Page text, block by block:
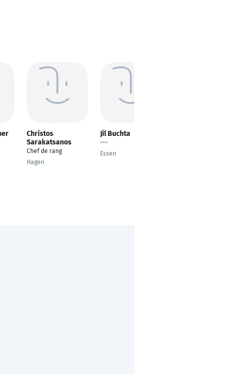
Christos
Sarakatsanos
Chef de rang
Hagen
Jil Buchta
---
Essen